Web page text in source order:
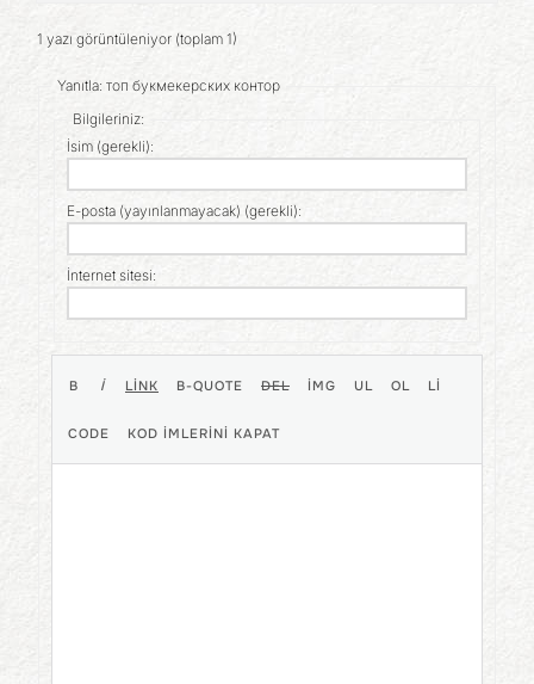
1 yazı görüntüleniyor (toplam 1)
Yanıtla: топ букмекерских контор
Bilgileriniz:
İsim (gerekli):
E-posta (yayınlanmayacak) (gerekli):
İnternet sitesi: